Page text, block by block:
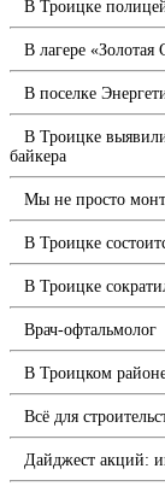
В Троицке
В лагере
В поселке
В Троицке
байкера
Мы не просто
В Троицке
В Троицке
Врач-офтальмолог
В Троицком
Всё для
Дайджест акций: